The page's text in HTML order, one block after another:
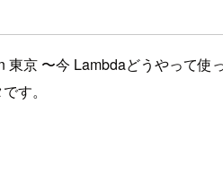
東京 〜今 Lambdaどうやって
す。